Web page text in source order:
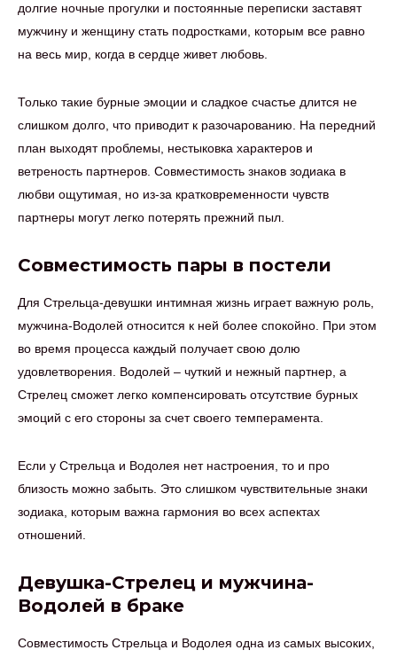
долгие ночные прогулки и постоянные переписки заставят
мужчину и женщину стать подростками, которым все равно
на весь мир, когда в сердце живет любовь.
Только такие бурные эмоции и сладкое счастье длится не
слишком долго, что приводит к разочарованию. На передний
план выходят проблемы, нестыковка характеров и
ветреность партнеров. Совместимость знаков зодиака в
любви ощутимая, но из-за кратковременности чувств
партнеры могут легко потерять прежний пыл.
Совместимость пары в постели
Для Стрельца-девушки интимная жизнь играет важную роль,
мужчина-Водолей относится к ней более спокойно. При этом
во время процесса каждый получает свою долю
удовлетворения. Водолей – чуткий и нежный партнер, а
Стрелец сможет легко компенсировать отсутствие бурных
эмоций с его стороны за счет своего темперамента.
Если у Стрельца и Водолея нет настроения, то и про
близость можно забыть. Это слишком чувствительные знаки
зодиака, которым важна гармония во всех аспектах
отношений.
Девушка-Стрелец и мужчина-
Водолей в браке
Совместимость Стрельца и Водолея одна из самых высоких,